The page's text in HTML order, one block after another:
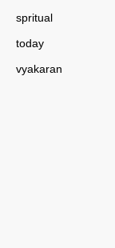
spritual
today
vyakaran